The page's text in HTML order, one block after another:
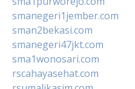
smanegeri1jember.com
sman2bekasi.com
smanegeri47jkt.com
sma1wonosari.com
rscahayasehat.com